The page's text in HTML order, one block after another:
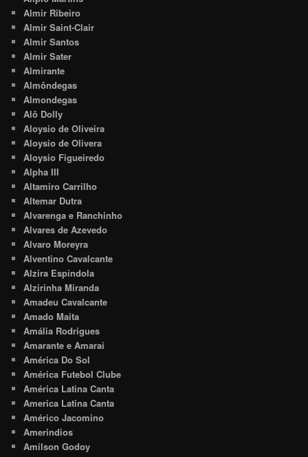
Almir Ribeiro
Almir Saint-Clair
Almir Santos
Almir Sater
Almirante
Almôndegas
Almondegas
Alô Dolly
Aloysio de Oliveira
Aloysio de Olivera
Aloysio Figueiredo
Alpha III
Altamiro Carrilho
Altemar Dutra
Alvarenga e Ranchinho
Alvares de Azevedo
Alvaro Moreyra
Alventino Cavalcante
Alzira Espíndola
Alzirinha Miranda
Amadeu Cavalcante
Amado Maita
Amália Rodrigues
Amarante e Amaraí
América Do Sol
América Futebol Clube
América Latina Canta
America Latina Canta
Américo Jacomino
Amerindios
Amilson Godoy